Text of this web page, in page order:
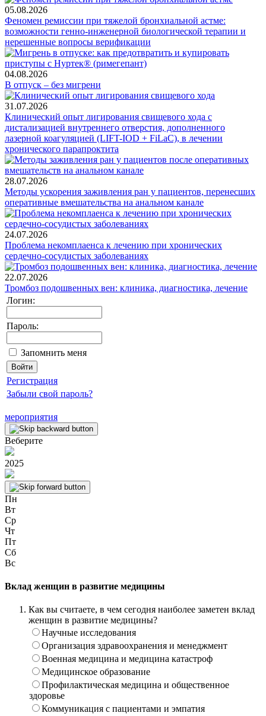
05.08.2026
Феномен ремиссии при тяжелой бронхиальной астме:
возможности генно-инженерной биологической терапии и
нерешенные вопросы верификации
04.08.2026
В отпуск – без мигрени
31.07.2026
Клинический опыт лигирования свищевого хода с
дистализацией внутреннего отверстия, дополненного
лазерной коагуляцией (LIFT-IOD + FiLaC), в лечении
хронического парапроктита
28.07.2026
Методы ускорения заживления ран у пациентов, перенесших
оперативные вмешательства на анальном канале
24.07.2026
Проблема некомплаенса к лечению при хронических
сердечно-сосудистых заболеваниях
22.07.2026
Тромбоз подошвенных вен: клиника, диагностика, лечение
Логин:
Пароль:
Запомнить меня
Регистрация
Забыли свой пароль?
мероприятия
Веберите
2025
Пн
Вт
Ср
Чт
Пт
Сб
Вс
Вклад женщин в развитие медицины
Как вы считаете, в чем сегодня наиболее заметен вклад
женщин в развитие медицины?
Научные исследования
Организация здравоохранения и менеджмент
Военная медицина и медицина катастроф
Медицинское образование
Профилактическая медицина и общественное
здоровье
Коммуникация с пациентами и эмпатия